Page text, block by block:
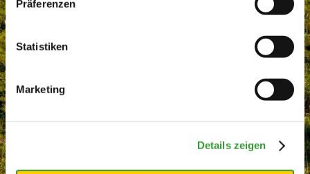
Präferenzen
Statistiken
Marketing
Details zeigen